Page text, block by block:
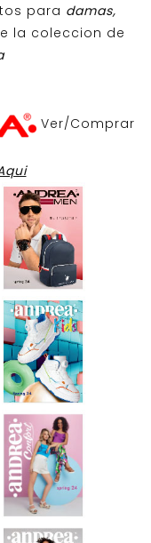
para damas,
la coleccion de
Ver/Comprar